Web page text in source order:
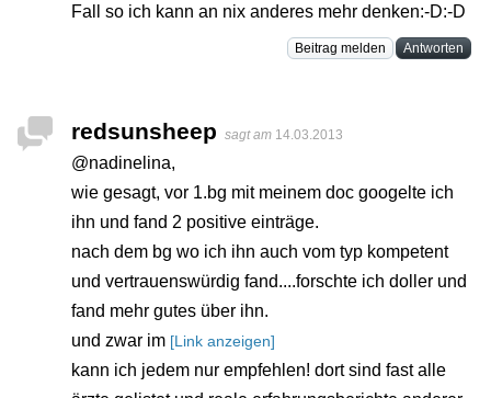
Fall so ich kann an nix anderes mehr denken:-D:-D
Beitrag melden Antworten
redsunsheep sagt am 14.03.2013
@nadinelina,
wie gesagt, vor 1.bg mit meinem doc googelte ich
ihn und fand 2 positive einträge.
nach dem bg wo ich ihn auch vom typ kompetent
und vertrauenswürdig fand....forschte ich doller und
fand mehr gutes über ihn.
und zwar im [Link anzeigen]
kann ich jedem nur empfehlen! dort sind fast alle